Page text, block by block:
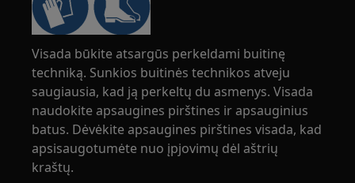
Visada būkite atsargūs perkeldami buitinę
techniką. Sunkios buitinės technikos atveju
saugiausia, kad ją perkeltų du asmenys. Visada
naudokite apsaugines pirštines ir apsauginius
batus. Dėvėkite apsaugines pirštines visada, kad
apsisaugotumėte nuo įpjovimų dėl aštrių
kraštų.